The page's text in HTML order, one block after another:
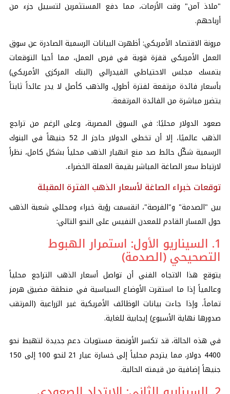
"ملاذ آمن" وقت الأزمات، مما دفع المستثمرين لتسييل جزء من
أرباحهم.
مرونة الاقتصاد الأمريكي: أظهرت البيانات الرسمية الصادرة عن سوق
العمل الأمريكي قفزة قوية في فرص العمل، مما أحيا التوقعات
بتمسك مجلس الاحتياطي الفيدرالي (البنك المركزي الأمريكي)
بأسعار فائدة مرتفعة لفترة أطول، والذهب كأصل لا يدر عائداً ثابتاً
يتضرر مباشرة من الفائدة المرتفعة.
صعود الدولار محليًا: في السوق المصرية، وعلى الرغم من تراجع
الذهب عالميًا، إلا أن تخطي الدولار حاجز الـ 52 جنيهاً في البنوك
الرسمية شكّل حائط صد منع انهيار الذهب محلياً بشكل كامل، نظراً
لارتباط سعر الصاغة المباشر بقيمة العملة الخضراء.
توقعات خبراء الصاغة لأسعار الذهب الفترة المقبلة
بين "الصدمة" و"الفرصة"، انقسمت رؤية خبراء ومحللي شعبة الذهب
حول المسار القادم للمعدن النفيس على النحو التالي:
1. السيناريو الأول: استمرار الهبوط
التصحيحي (الصدمة)
يتوقع هذا الاتجاه الفني أن تواصل أسعار الذهب التراجع محلياً
وعالمياً إذا ما استقرت الأوضاع السياسية في منطقة مضيق هرمز
تماماً، وإذا جاءت بيانات الوظائف الأمريكية غير الزراعية (المرتقب
صدورها نهاية الأسبوع) إيجابية للغاية.
في هذه الحالة، قد تكسر الأونصة مستويات دعم جديدة لتهبط نحو
4400
دولار، مما يترجم محلياً إلى خسارة عيار 21 لنحو 100 إلى 150
جنيهاً إضافية من قيمته الحالية.